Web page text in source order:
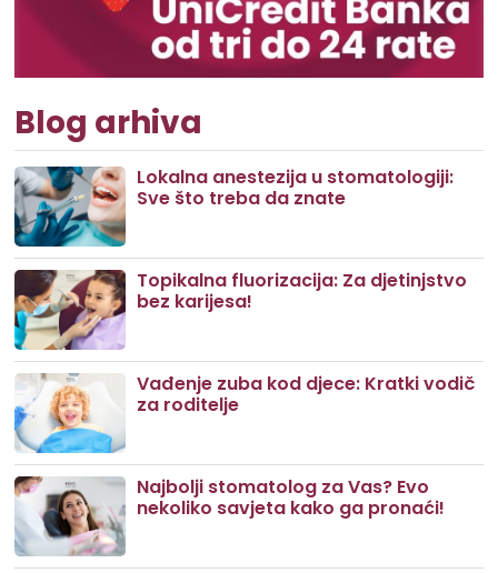
Blog arhiva
Lokalna anestezija u stomatologiji:
Sve što treba da znate
Topikalna fluorizacija: Za djetinjstvo
bez karijesa!
Vađenje zuba kod djece: Kratki vodič
za roditelje
Najbolji stomatolog za Vas? Evo
nekoliko savjeta kako ga pronaći!